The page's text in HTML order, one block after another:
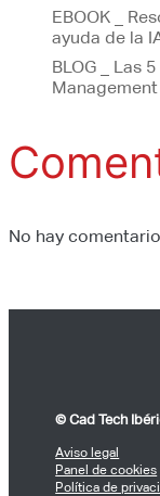
EBOOK _
ayuda de la
BLOG _ Las
No hay
© Cad Tech
Aviso legal
Panel de cookies
Política de